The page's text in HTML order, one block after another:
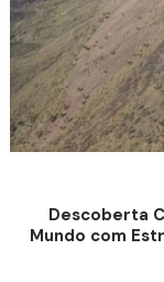
Descoberta
Mundo com